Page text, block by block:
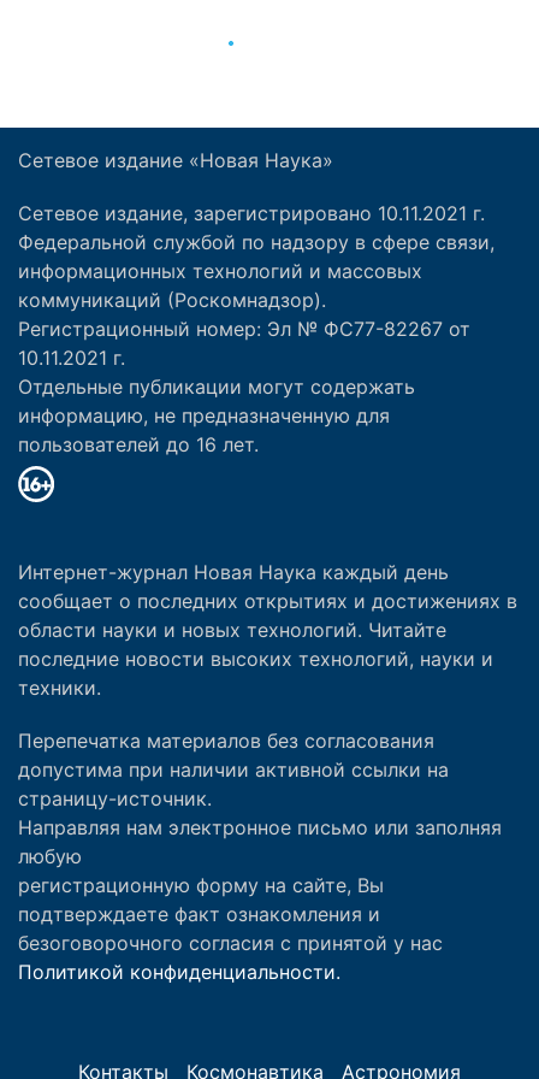
Сетевое издание «Новая Наука»
Сетевое издание, зарегистрировано 10.11.2021 г.
Федеральной службой по надзору в сфере связи,
информационных технологий и массовых
коммуникаций (Роскомнадзор).
Регистрационный номер: Эл № ФС77-82267 от
10.11.2021 г.
Отдельные публикации могут содержать
информацию, не предназначенную для
пользователей до 16 лет.
Интернет-журнал Новая Наука каждый день
сообщает о последних открытиях и достижениях в
области науки и новых технологий. Читайте
последние новости высоких технологий, науки и
техники.
Перепечатка материалов без согласования
допустима при наличии активной ссылки на
страницу-источник.
Направляя нам электронное письмо или заполняя
любую
регистрационную форму на сайте, Вы
подтверждаете факт ознакомления и
безоговорочного согласия с принятой у нас
Политикой конфиденциальности.
Контакты Космонавтика Астрономия